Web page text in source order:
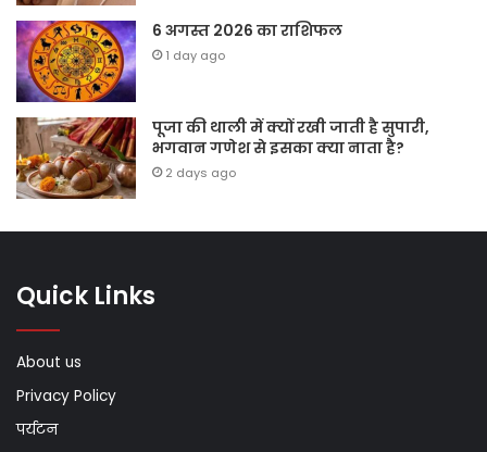
6 अगस्त 2026 का राशिफल
1 day ago
पूजा की थाली में क्यों रखी जाती है सुपारी,
भगवान गणेश से इसका क्या नाता है?
2 days ago
Quick Links
About us
Privacy Policy
पर्यटन